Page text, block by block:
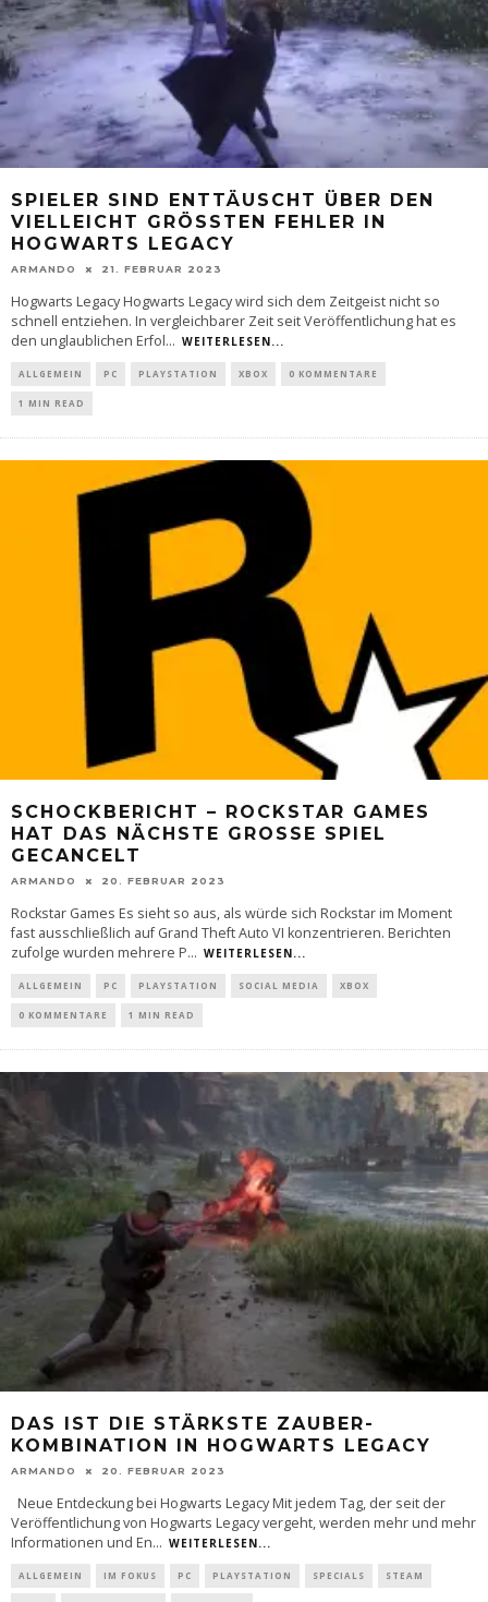
SPIELER SIND ENTTÄUSCHT ÜBER DEN
VIELLEICHT GRÖSSTEN FEHLER IN H
OGWARTS LEGACY
ARMANDO 21. FEBRUAR 2023
Hogwarts Legacy Hogwarts Legacy wird sich dem Zeitgeist nicht so
schnell entziehen. In vergleichbarer Zeit seit Veröffentlichung hat es
den unglaublichen Erfol... WEITERLESEN...
ALLGEMEIN PC PLAYSTATION XBOX 0 KOMMENTARE
1 MIN READ
SCHOCKBERICHT – ROCKSTAR GAMES
HAT DAS NÄCHSTE GROSSE SPIEL G
ECANCELT
ARMANDO 20. FEBRUAR 2023
Rockstar Games Es sieht so aus, als würde sich Rockstar im Moment
fast ausschließlich auf Grand Theft Auto VI konzentrieren. Berichten
zufolge wurden mehrere P... WEITERLESEN...
ALLGEMEIN PC PLAYSTATION SOCIAL MEDIA XBOX
0 KOMMENTARE 1 MIN READ
DAS IST DIE STÄRKSTE ZAUBER-
KOMBINATION IN HOGWARTS LEGACY
ARMANDO 20. FEBRUAR 2023
Neue Entdeckung bei Hogwarts Legacy Mit jedem Tag, der seit der
Veröffentlichung von Hogwarts Legacy vergeht, werden mehr und mehr
Informationen und En... WEITERLESEN...
ALLGEMEIN IM FOKUS PC PLAYSTATION SPECIALS STEAM